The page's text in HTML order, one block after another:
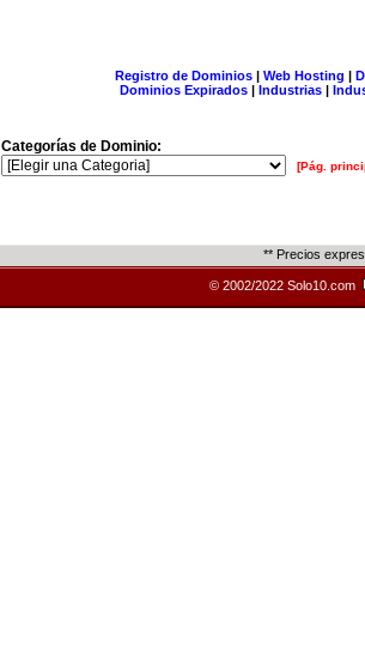
Registro de Dominios| Web Hosting |
Dominios Expirados | Industrias |
Categorías de Dominio:
[Pág.
** Precios
© 2002/2022 Solo10.com